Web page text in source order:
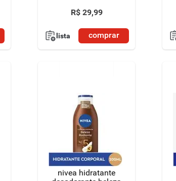
R$ 29,99
lista comprar
nivea hidratante